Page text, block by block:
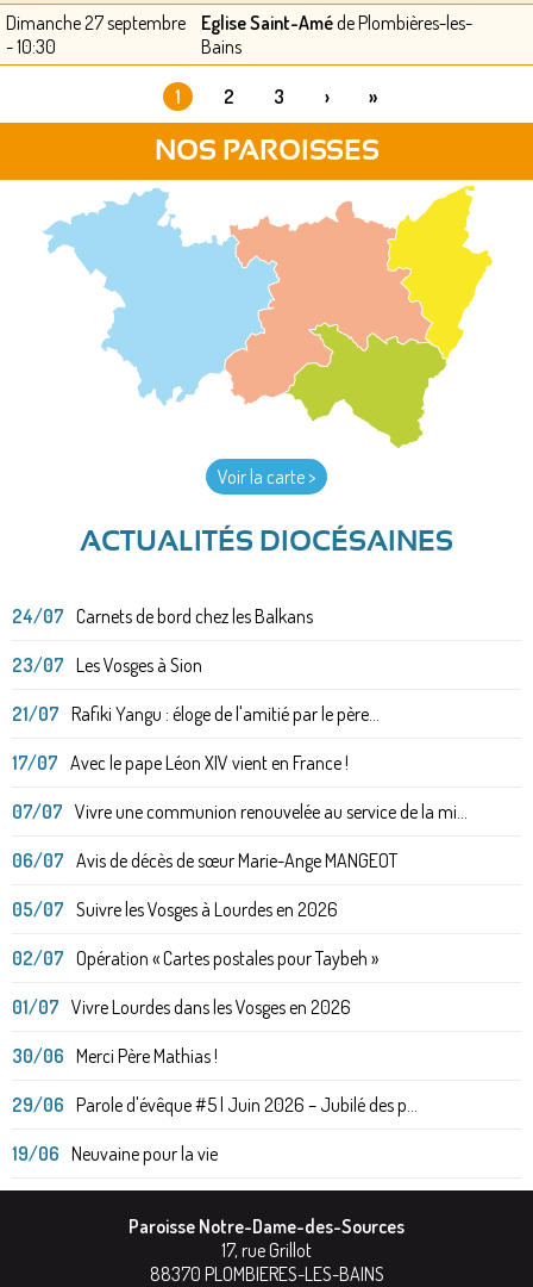
Dimanche 27 septembre
- 10:30
Eglise Saint-Améde Plombières-les-
Bains
1 2 3 › »
NOS PAROISSES
Voir la carte >
ACTUALITÉS DIOCÉSAINES
24/07 Carnets de bord chez les Balkans
23/07 Les Vosges à Sion
21/07 Rafiki Yangu : éloge de l'amitié par le père...
17/07 Avec le pape Léon XIV vient en France !
07/07 Vivre une communion renouvelée au service de la mi...
06/07 Avis de décès de sœur Marie-Ange MANGEOT
05/07 Suivre les Vosges à Lourdes en 2026
02/07 Opération « Cartes postales pour Taybeh »
01/07 Vivre Lourdes dans les Vosges en 2026
30/06 Merci Père Mathias !
29/06 Parole d'évêque #5 | Juin 2026 – Jubilé des p...
19/06 Neuvaine pour la vie
Paroisse Notre-Dame-des-Sources
17, rue Grillot
88370 PLOMBIERES-LES-BAINS